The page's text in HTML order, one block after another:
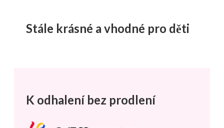
Stále krásné a vhodné pro děti
K odhalení bez prodlení